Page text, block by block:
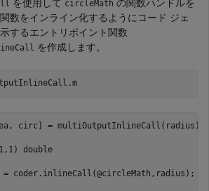
を使用して circleMath の関数ハンドルを
数をインライン化するようにコード ジェ
するエントリポイント関数
を作成します。
circ] = multiOutputInlineCall(radius)
double
coder.inlineCall(@circleMath,radius);